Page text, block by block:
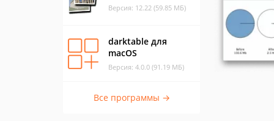
Версия: 12.22 (59.85 МБ)
darktable для
macOS
Версия: 4.0.0 (91.19 МБ)
Все программы →